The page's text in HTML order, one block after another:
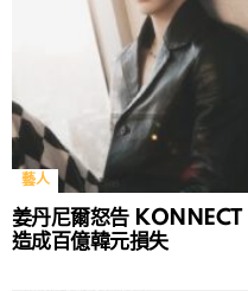
藝人
姜丹尼爾怒告 KONNECT
造成百億韓元損失